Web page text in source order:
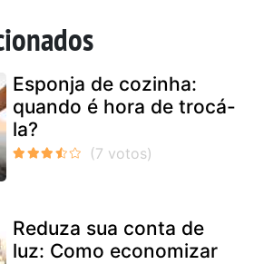
Esponja de cozinha:
quando é hora de trocá-
la?
Reduza sua conta de
luz: Como economizar